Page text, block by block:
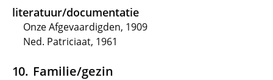
literatuur/documentatie
Onze Afgevaardigden, 1909
Ned. Patriciaat, 1961
Familie/gezin